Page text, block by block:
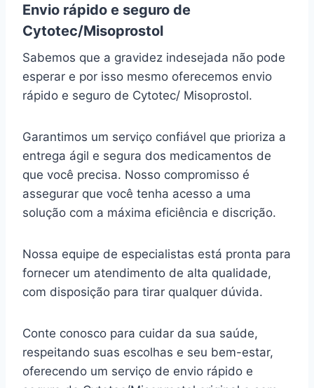
Envio rápido e seguro de
Cytotec/Misoprostol
Sabemos que a gravidez indesejada não pode
esperar e por isso mesmo oferecemos envio
rápido e seguro de Cytotec/ Misoprostol.
Garantimos um serviço confiável que prioriza a
entrega ágil e segura dos medicamentos de
que você precisa. Nosso compromisso é
assegurar que você tenha acesso a uma
solução com a máxima eficiência e discrição.
Nossa equipe de especialistas está pronta para
fornecer um atendimento de alta qualidade,
com disposição para tirar qualquer dúvida.
Conte conosco para cuidar da sua saúde,
respeitando suas escolhas e seu bem-estar,
oferecendo um serviço de envio rápido e